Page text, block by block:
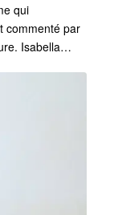
qui
commenté par
Isabella…